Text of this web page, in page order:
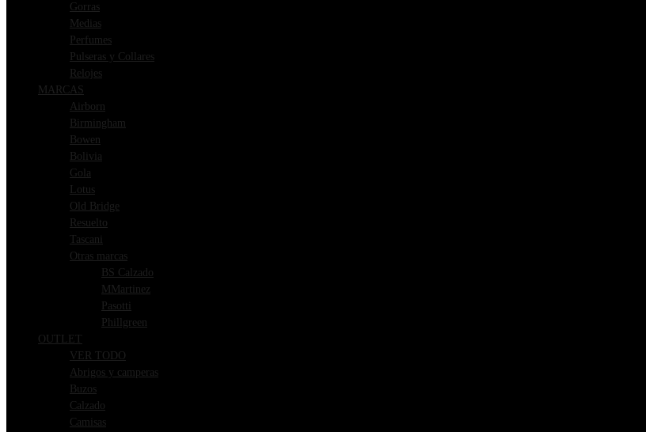
Gorras
Medias
Perfumes
Pulseras y Collares
Relojes
MARCAS
Airborn
Birmingham
Bowen
Bolivia
Gola
Lotus
Old Bridge
Resuelto
Tascani
Otras marcas
BS Calzado
MMartinez
Pasotti
Phillgreen
OUTLET
VER TODO
Abrigos y camperas
Buzos
Calzado
Camisas